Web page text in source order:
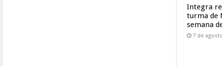
Integra
turma de
semana
7 de